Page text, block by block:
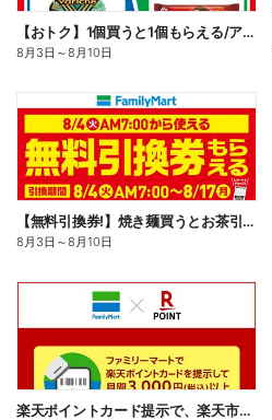
【おトク】1個買うと1個もらえる/アイス
8月3日 ～8月10日
【無料引換券!】焼き麺買うとお茶引換券貰える!
8月3日 ～8月10日
楽天ポイントカード提示で、楽天市場でのお買い物がおトクに!